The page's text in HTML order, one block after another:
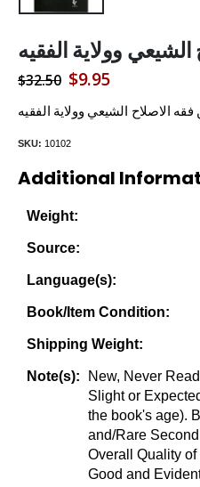
وولاية الفقيه
$32.50 Original
price
$9.95Current
price
فقه الاصلاح الشيعي وولاية الفقيه
SKU: 10102
Additional
Weight:
Source:
Language(s):
Book/Item Condition:
Shipping Weight:
Note(s):
New, Never
Slight or
the book's age).
and/Rare
Overall Quality
Good and